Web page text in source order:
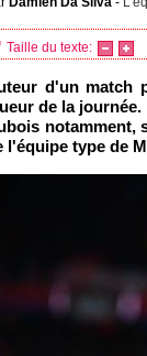
Taille du texte:
d'un match
de la
notamment,
l'équipe type de